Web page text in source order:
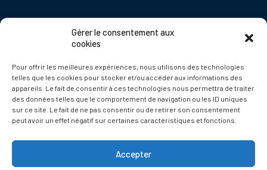
Gérer le consentement aux
cookies
Pour offrir les meilleures expériences, nous utilisons des technologies
telles que les cookies pour stocker et/ou accéder aux informations des
appareils. Le fait de consentir à ces technologies nous permettra de traiter
des données telles que le comportement de navigation ou les ID uniques
sur ce site. Le fait de ne pas consentir ou de retirer son consentement
peut avoir un effet négatif sur certaines caractéristiques et fonctions.
Accepter
24620 Tamniès
France
Politique de cookies